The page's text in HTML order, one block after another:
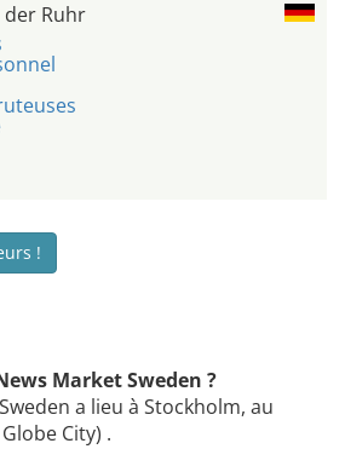
der Ruhr
!
Market Sweden ?
a lieu à Stockholm, au
City) .